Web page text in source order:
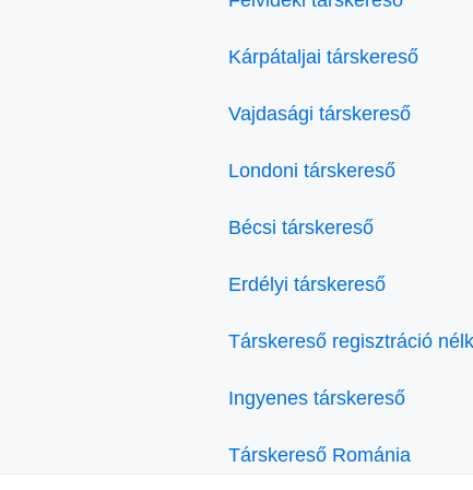
Kárpátaljai társkereső
Vajdasági társkereső
Londoni társkereső
Bécsi társkereső
Erdélyi társkereső
Társkereső regisztráció
Ingyenes társkereső
Társkereső Románia